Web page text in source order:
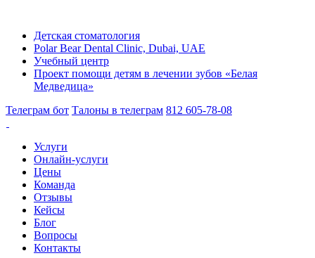
Детская стоматология
Polar Bear Dental Clinic, Dubai, UAE
Учебный центр
Проект помощи детям в лечении зубов «Белая
Медведица»
Телеграм бот Талоны в телеграм 812 605-78-08
Услуги
Онлайн-услуги
Цены
Команда
Отзывы
Кейсы
Блог
Вопросы
Контакты